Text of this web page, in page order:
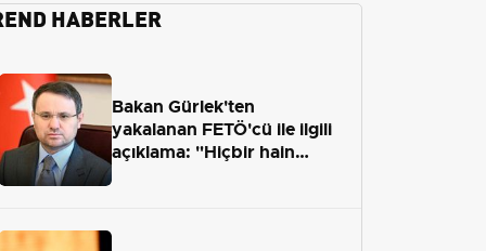
HABERLER
Bakan Gürlek'ten
yakalanan FETÖ'cü ile ilgili
açıklama: "Hiçbir hain